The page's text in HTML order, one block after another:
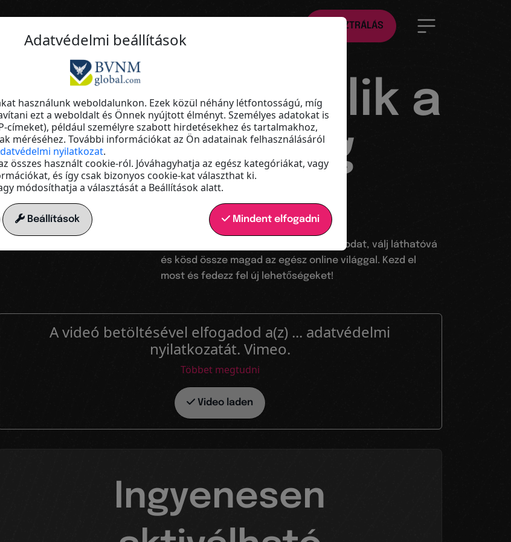
REGISZTRÁLÁS
Az ugródeszkád a digitális világba
Láthatóvá válik a
hatótávolság
növelése
Hozd létre a saját Qume Memberboardodat, válj láthatóvá
és kösd össze magad az egész online világgal. Kezd el
most és fedezz fel új lehetőségeket!
A videó betöltésével elfogadod a(z) ... adatvédelmi
nyilatkozatát. Vimeo.
Többet megtudni
Video laden
Ingyenesen
Adatvédelmi beállítások
használunk weboldalunkon. Ezek közül néhány létfontosságú, míg
ezt a weboldalt és Önnek nyújtott élményt. Személyes adatokat is
címeket), például személyre szabott hirdetésekhez és tartalmakhoz,
méréséhez. További információkat az Ön adatainak felhasználásáról
nyilatkozat.
összes használt cookie-ról. Jóváhagyhatja az egész kategóriákat, vagy
és így csak bizonyos cookie-kat választhat ki.
módosíthatja a választását a Beállítások alatt.
Beállítások Mindent elfogadni